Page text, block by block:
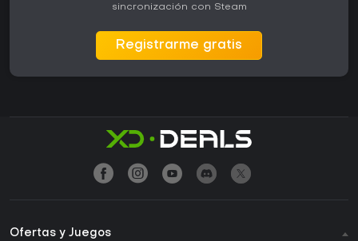
sincronización con Steam
Registrarme gratis
Ofertas y Juegos